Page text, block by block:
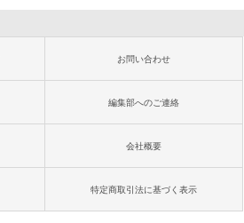
お問い合わせ
編集部へのご連絡
会社概要
特定商取引法に基づく表示